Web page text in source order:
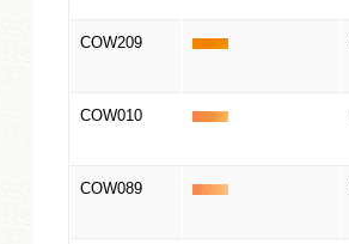
COW209
COW010
COW089